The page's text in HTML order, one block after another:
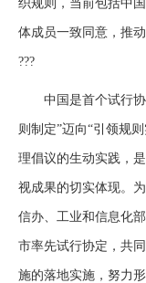
织规则，当前包括中
体成员一致同意，推
???
中国是首个试行协
则制定”迈向“引领规
理倡议的生动实践，
视成果的切实体现。
信办、工业和信息化
市率先试行协定，共
施的落地实施，努力